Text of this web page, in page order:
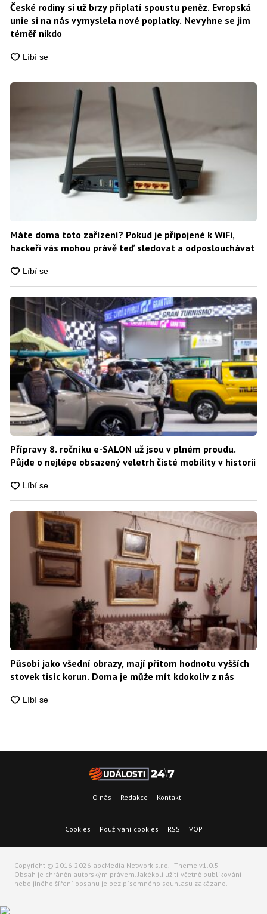
České rodiny si už brzy připlatí spoustu peněz. Evropská
unie si na nás vymyslela nové poplatky. Nevyhne se jim
téměř nikdo
Máte doma toto zařízení? Pokud je připojené k WiFi,
hackeři vás mohou právě teď sledovat a odposlouchávat
Přípravy 8. ročníku e-SALON už jsou v plném proudu.
Půjde o nejlépe obsazený veletrh čisté mobility v historii
Působí jako všední obrazy, mají přitom hodnotu vyšších
stovek tisíc korun. Doma je může mít kdokoliv z nás
O nás Redakce Kontakt
Cookies Používání cookies RSS VOP
Copyright © 2016-2026 abcMedia Network s.r.o. - Theme v1.0.5
Obsah je chráněn autorským právem. Jakékoli užití včetně publikování
nebo jiného šíření obsahu je bez písemného souhlasu zakázano.